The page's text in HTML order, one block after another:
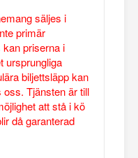
säljes i
primär
priserna i
ursprungliga
biljettsläpp kan
oss. Tjänsten är till
att stå i kö
då garanterad